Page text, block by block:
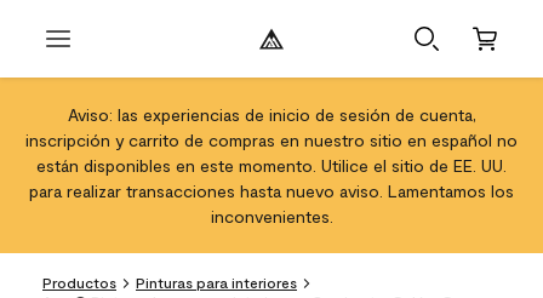
Aviso: las experiencias de inicio de sesión de cuenta,
inscripción y carrito de compras en nuestro sitio en español no
están disponibles en este momento. Utilice el sitio de EE. UU.
para realizar transacciones hasta nuevo aviso. Lamentamos los
inconvenientes.
Productos
Pinturas para interiores